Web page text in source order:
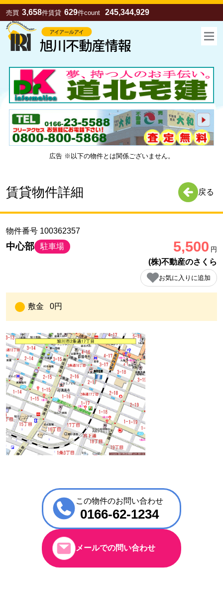
売買 3,658件賃貸 629件count 245,344,929
広告 ※以下の物件とは関係ございません。
賃貸物件詳細 戻る
物件番号 100362357
中心部 駐車場 5,500 円
(株)不動産のさくら
お気に入りに追加
敷金 0円
この物件のお問い合わせ
0166-62-1234
メールでの問い合わせ